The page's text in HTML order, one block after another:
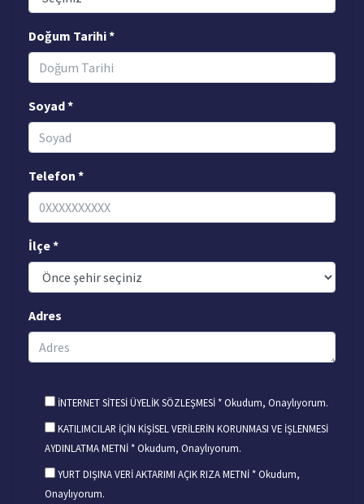
Doğum Tarihi *
Soyad *
Telefon *
İlçe *
Adres
İNTERNET SİTESİ ÜYELİK SÖZLEŞMESİ * Okudum, Onaylıyorum.
KATILIMCILAR İÇİN KİŞİSEL VERİLERİN KORUNMASI VE İŞLENMESİ
AYDINLATMA METNİ * Okudum, Onaylıyorum.
YURT DIŞINA VERİ AKTARIMI AÇIK RIZA METNİ * Okudum,
Onaylıyorum.